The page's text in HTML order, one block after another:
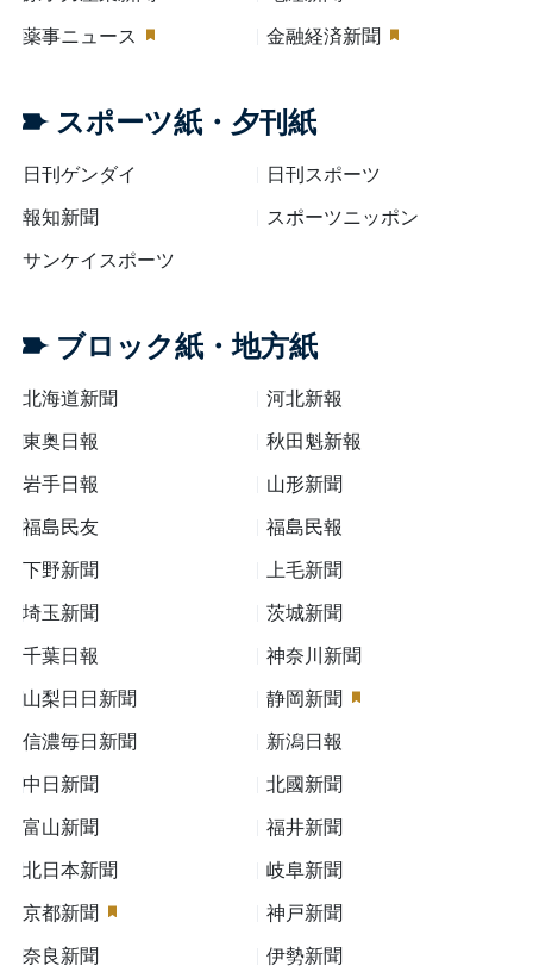
薬事ニュース 金融経済新聞
スポーツ紙・夕刊紙
日刊ゲンダイ 日刊スポーツ
報知新聞 スポーツニッポン
サンケイスポーツ
ブロック紙・地方紙
北海道新聞 河北新報
東奥日報 秋田魁新報
岩手日報 山形新聞
福島民友 福島民報
下野新聞 上毛新聞
埼玉新聞 茨城新聞
千葉日報 神奈川新聞
山梨日日新聞 静岡新聞
信濃毎日新聞 新潟日報
中日新聞 北國新聞
富山新聞 福井新聞
北日本新聞 岐阜新聞
京都新聞 神戸新聞
奈良新聞 伊勢新聞